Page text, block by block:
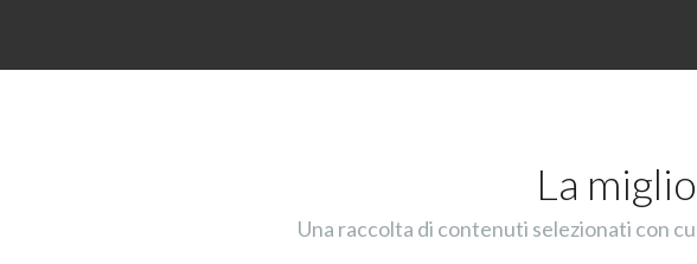
La
Una raccolta di contenuti selezionati con